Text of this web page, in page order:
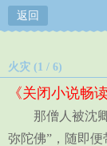
返回
火灾 (1 / 6)
《关闭小说畅
那僧人被沈卿
弥陀佛”，随即便